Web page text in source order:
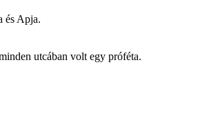
és Apja.
utcában volt egy próféta.